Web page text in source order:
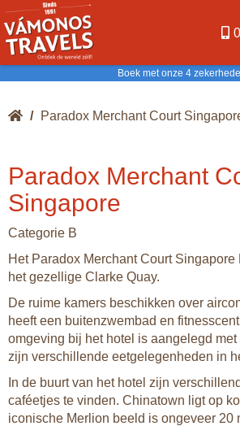
Boek met onze 4
/ Paradox Merchant Court
Paradox Merchant
Singapore
Categorie B
Het Paradox Merchant Court
het gezellige Clarke Quay.
De ruime kamers beschikken over
heeft een buitenzwembad en
omgeving bij het hotel is aangelegd
zijn verschillende eetgelegenheden in
In de buurt van het hotel zijn
caféetjes te vinden. Chinatown ligt op
iconische Merlion beeld is ongeveer 20